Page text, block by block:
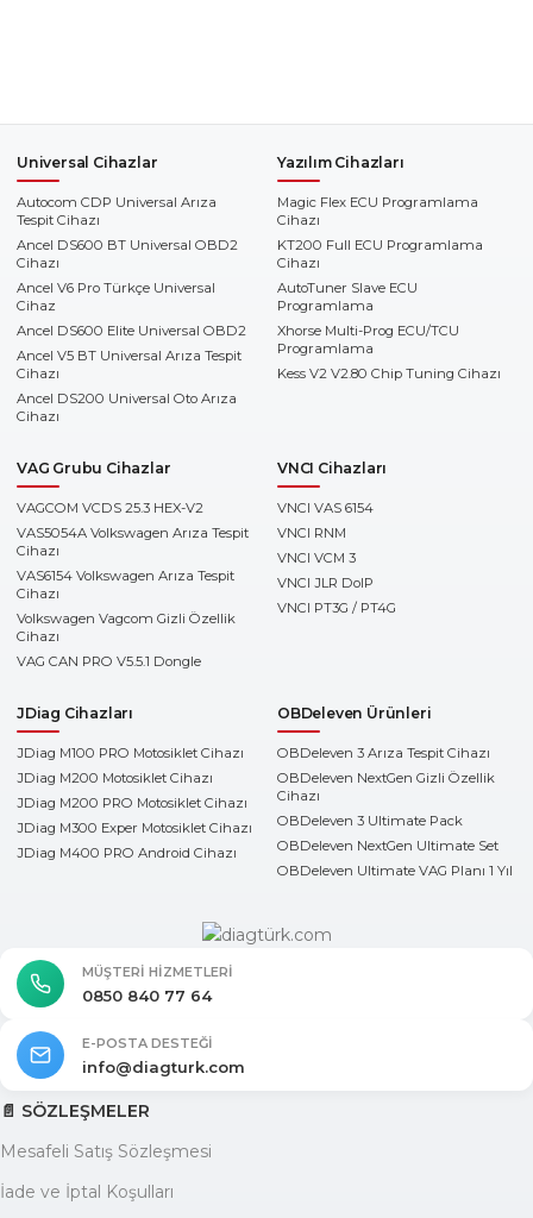
Universal Cihazlar
Autocom CDP Universal Arıza
Tespit Cihazı
Ancel DS600 BT Universal OBD2
Cihazı
Ancel V6 Pro Türkçe Universal
Cihaz
Ancel DS600 Elite Universal OBD2
Ancel V5 BT Universal Arıza Tespit
Cihazı
Ancel DS200 Universal Oto Arıza
Cihazı
Yazılım Cihazları
Magic Flex ECU Programlama
Cihazı
KT200 Full ECU Programlama
Cihazı
AutoTuner Slave ECU
Programlama
Xhorse Multi-Prog ECU/TCU
Programlama
Kess V2 V2.80 Chip Tuning Cihazı
VAG Grubu Cihazlar
VAGCOM VCDS 25.3 HEX-V2
VAS5054A Volkswagen Arıza Tespit
Cihazı
VAS6154 Volkswagen Arıza Tespit
Cihazı
Volkswagen Vagcom Gizli Özellik
Cihazı
VAG CAN PRO V5.5.1 Dongle
VNCI Cihazları
VNCI VAS 6154
VNCI RNM
VNCI VCM 3
VNCI JLR DoIP
VNCI PT3G / PT4G
JDiag Cihazları
JDiag M100 PRO Motosiklet Cihazı
JDiag M200 Motosiklet Cihazı
JDiag M200 PRO Motosiklet Cihazı
JDiag M300 Exper Motosiklet Cihazı
JDiag M400 PRO Android Cihazı
OBDeleven Ürünleri
OBDeleven 3 Arıza Tespit Cihazı
OBDeleven NextGen Gizli Özellik
Cihazı
OBDeleven 3 Ultimate Pack
OBDeleven NextGen Ultimate Set
OBDeleven Ultimate VAG Planı 1 Yıl
MÜŞTERI HIZMETLERI
0850 840 77 64
E-POSTA DESTEĞI
info@diagturk.com
📄 SÖZLEŞMELER
Mesafeli Satış Sözleşmesi
İade ve İptal Koşulları